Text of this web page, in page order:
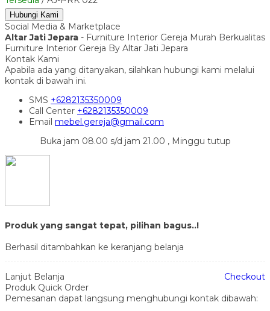
Hubungi Kami
Social Media & Marketplace
Altar Jati Jepara - Furniture Interior Gereja Murah Berkualitas
Furniture Interior Gereja By Altar Jati Jepara
Kontak Kami
Apabila ada yang ditanyakan, silahkan hubungi kami melalui
kontak di bawah ini.
SMS +6282135350009
Call Center +6282135350009
Email mebel.gereja@gmail.com
Buka jam 08.00 s/d jam 21.00 , Minggu tutup
Produk yang sangat tepat, pilihan bagus..!
Berhasil ditambahkan ke keranjang belanja
Lanjut Belanja
Checkout
Produk Quick Order
Pemesanan dapat langsung menghubungi kontak dibawah: